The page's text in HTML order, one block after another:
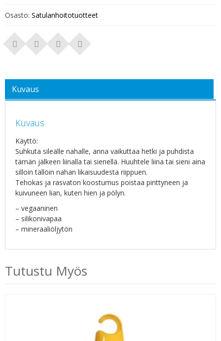
Osasto: Satulanhoitotuotteet
Kuvaus
Kuvaus
Käyttö:
Suhkuta sileälle nahalle, anna vaikuttaa hetki ja puhdista
tämän jälkeen liinalla tai sienellä. Huuhtele liina tai sieni aina
silloin tällöin nahan likaisuudesta riippuen.
Tehokas ja rasvaton koostumus poistaa pinttyneen ja
kuivuneen lian, kuten hien ja pölyn.
– vegaaninen
– silikonivapaa
– mineraaliöljytön
Tutustu Myös